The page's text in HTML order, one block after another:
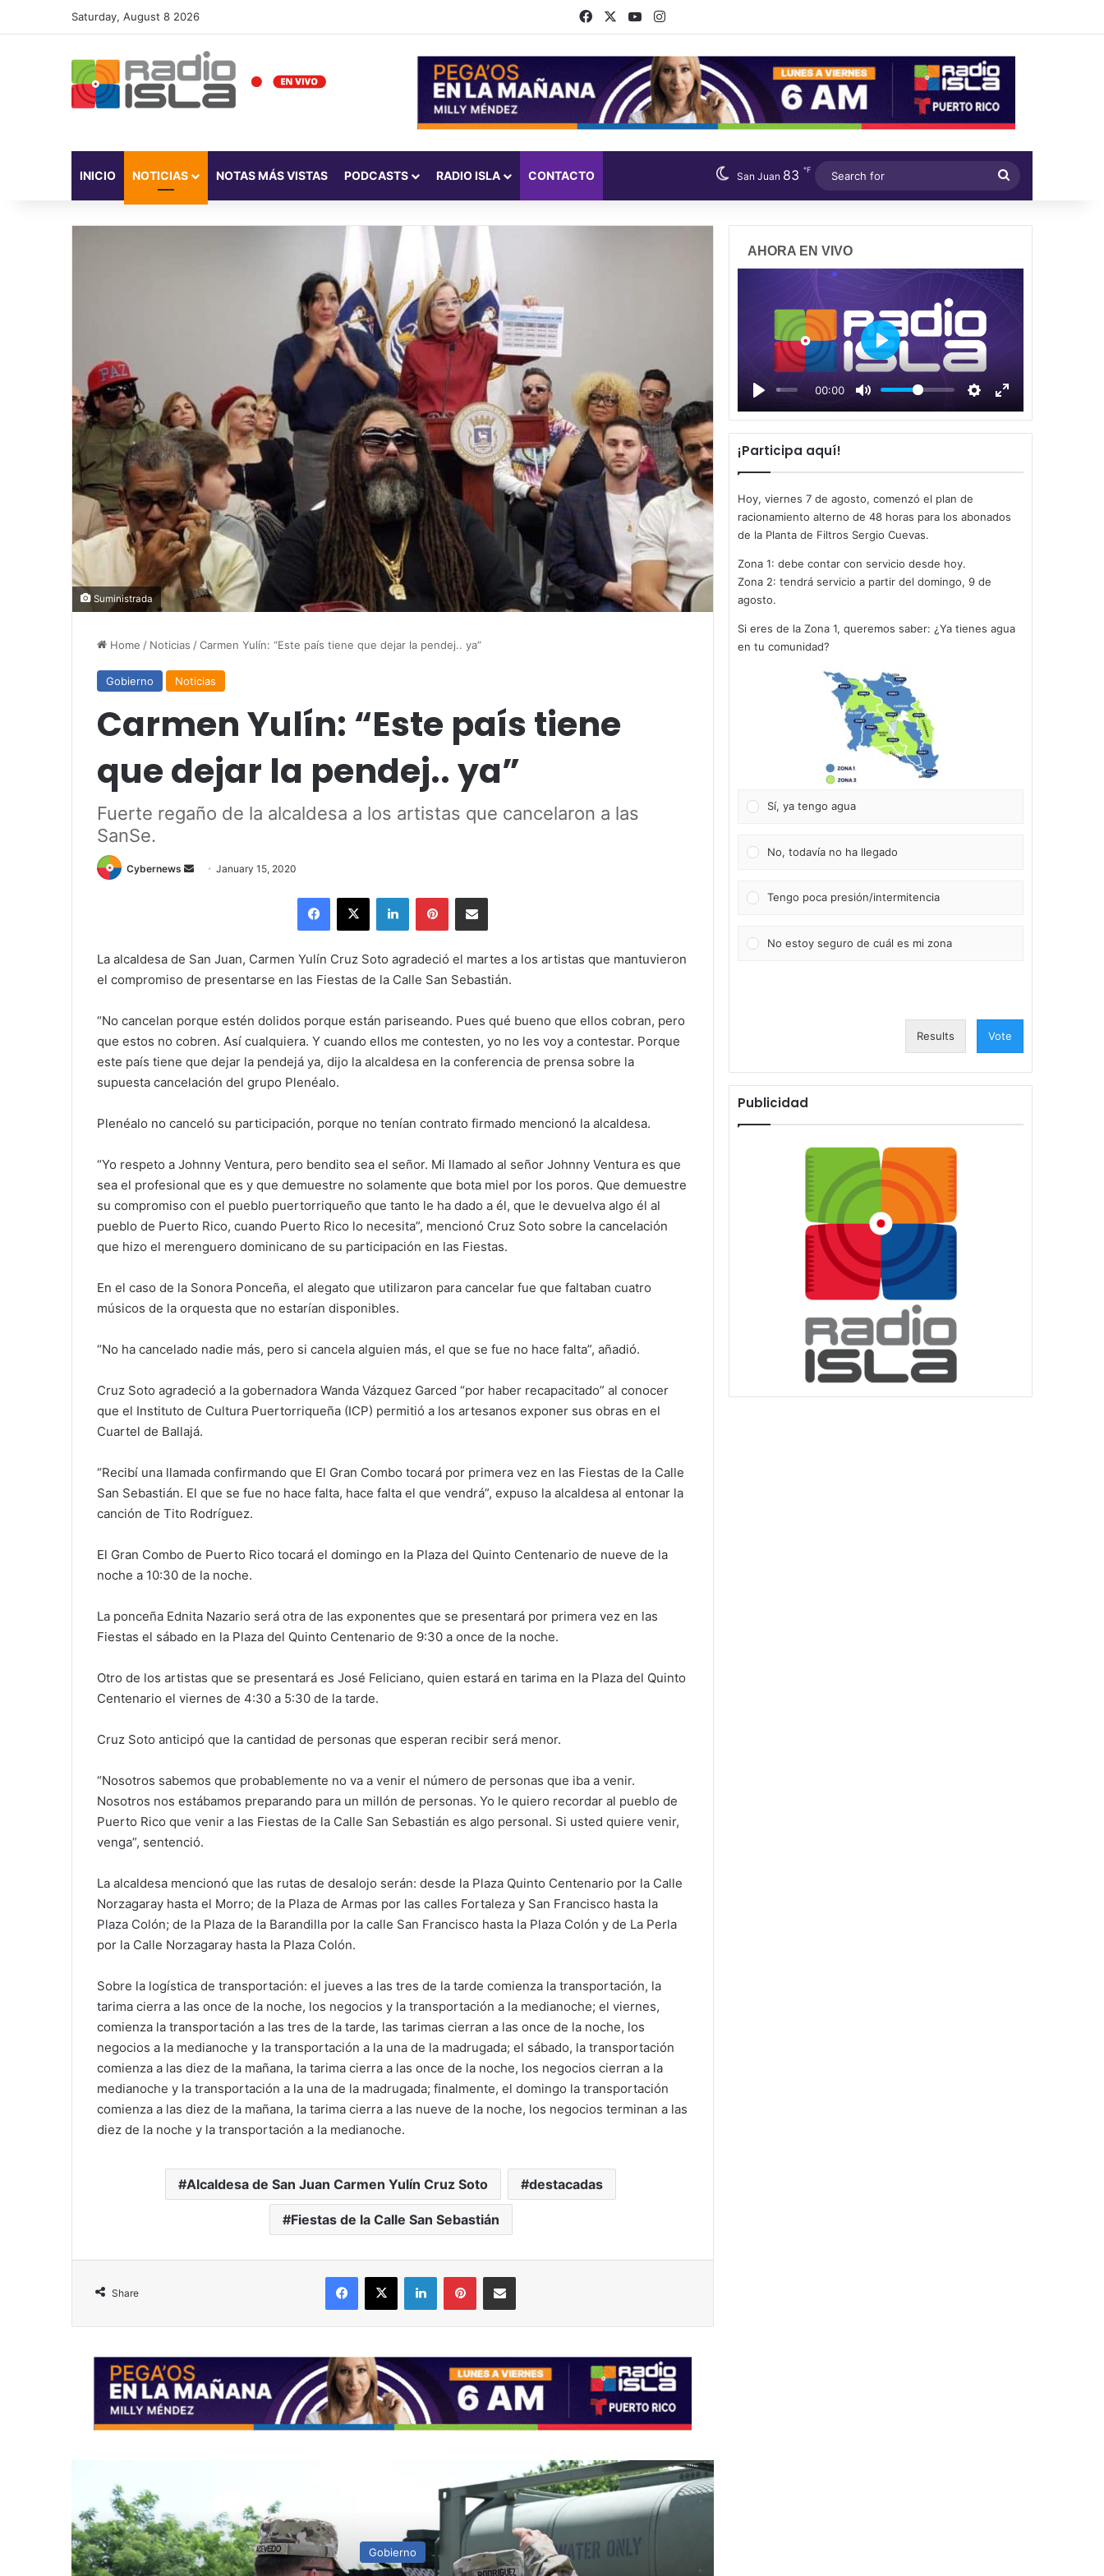
Saturday, August 8 2026 FacebookYouTubeInstagram
INICIO NOTICIAS NOTAS MÁS VISTAS PODCASTS RADIO ISLA CONTACTO San Juan 83 ℉
for
Suministrada
Home / Noticias /Carmen Yulín: “Este país tiene que dejar la pendej.. ya”
Gobierno Noticias
Carmen Yulín: “Este país tiene
que dejar la pendej.. ya”
Fuerte regaño de la alcaldesa a los artistas que cancelaron a las
SanSe.
Cybernews
Send January 15, 2020
Facebook
X LinkedInPinterestShare via Email
La alcaldesa de San Juan, Carmen Yulín Cruz Soto agradeció el martes a los artistas que mantuvieron
el compromiso de presentarse en las Fiestas de la Calle San Sebastián.
“No cancelan porque estén dolidos porque están pariseando. Pues qué bueno que ellos cobran, pero
que estos no cobren. Así cualquiera. Y cuando ellos me contesten, yo no les voy a contestar. Porque
este país tiene que dejar la pendejá ya, dijo la alcaldesa en la conferencia de prensa sobre la
supuesta cancelación del grupo Plenéalo.
Plenéalo no canceló su participación, porque no tenían contrato firmado mencionó la alcaldesa.
“Yo respeto a Johnny Ventura, pero bendito sea el señor. Mi llamado al señor Johnny Ventura es que
sea el profesional que es y que demuestre no solamente que bota miel por los poros. Que demuestre
su compromiso con el pueblo puertorriqueño que tanto le ha dado a él, que le devuelva algo él al
pueblo de Puerto Rico, cuando Puerto Rico lo necesita”, mencionó Cruz Soto sobre la cancelación
que hizo el merenguero dominicano de su participación en las Fiestas.
En el caso de la Sonora Ponceña, el alegato que utilizaron para cancelar fue que faltaban cuatro
músicos de la orquesta que no estarían disponibles.
“No ha cancelado nadie más, pero si cancela alguien más, el que se fue no hace falta”, añadió.
Cruz Soto agradeció a la gobernadora Wanda Vázquez Garced “por haber recapacitado” al conocer
que el Instituto de Cultura Puertorriqueña (ICP) permitió a los artesanos exponer sus obras en el
Cuartel de Ballajá.
“Recibí una llamada confirmando que El Gran Combo tocará por primera vez en las Fiestas de la Calle
San Sebastián. El que se fue no hace falta, hace falta el que vendrá”, expuso la alcaldesa al entonar la
canción de Tito Rodríguez.
El Gran Combo de Puerto Rico tocará el domingo en la Plaza del Quinto Centenario de nueve de la
noche a 10:30 de la noche.
La ponceña Ednita Nazario será otra de las exponentes que se presentará por primera vez en las
Fiestas el sábado en la Plaza del Quinto Centenario de 9:30 a once de la noche.
Otro de los artistas que se presentará es José Feliciano, quien estará en tarima en la Plaza del Quinto
Centenario el viernes de 4:30 a 5:30 de la tarde.
Cruz Soto anticipó que la cantidad de personas que esperan recibir será menor.
“Nosotros sabemos que probablemente no va a venir el número de personas que iba a venir.
Nosotros nos estábamos preparando para un millón de personas. Yo le quiero recordar al pueblo de
Puerto Rico que venir a las Fiestas de la Calle San Sebastián es algo personal. Si usted quiere venir,
venga”, sentenció.
La alcaldesa mencionó que las rutas de desalojo serán: desde la Plaza Quinto Centenario por la Calle
Norzagaray hasta el Morro; de la Plaza de Armas por las calles Fortaleza y San Francisco hasta la
Plaza Colón; de la Plaza de la Barandilla por la calle San Francisco hasta la Plaza Colón y de La Perla
por la Calle Norzagaray hasta la Plaza Colón.
Sobre la logística de transportación: el jueves a las tres de la tarde comienza la transportación, la
tarima cierra a las once de la noche, los negocios y la transportación a la medianoche; el viernes,
comienza la transportación a las tres de la tarde, las tarimas cierran a las once de la noche, los
negocios a la medianoche y la transportación a la una de la madrugada; el sábado, la transportación
comienza a las diez de la mañana, la tarima cierra a las once de la noche, los negocios cierran a la
medianoche y la transportación a la una de la madrugada; finalmente, el domingo la transportación
comienza a las diez de la mañana, la tarima cierra a las nueve de la noche, los negocios terminan a las
diez de la noche y la transportación a la medianoche.
Alcaldesa de San Juan Carmen Yulín Cruz Soto destacadas
Fiestas de la Calle San Sebastián
Share
Facebook
X LinkedInPinterestShare via Email
Gobierno
AHORA EN VIVO
00:00
P
l
a
y
¡Participa aquí!
Hoy, viernes 7 de agosto, comenzó el plan de
racionamiento alterno de 48 horas para los abonados
de la Planta de Filtros Sergio Cuevas.
Zona 1: debe contar con servicio desde hoy.
Zona 2: tendrá servicio a partir del domingo, 9 de
agosto.
Si eres de la Zona 1, queremos saber: ¿Ya tienes agua
en tu comunidad?
Sí, ya tengo agua
No, todavía no ha llegado
Tengo poca presión/intermitencia
No estoy seguro de cuál es mi zona
Results Vote
Publicidad